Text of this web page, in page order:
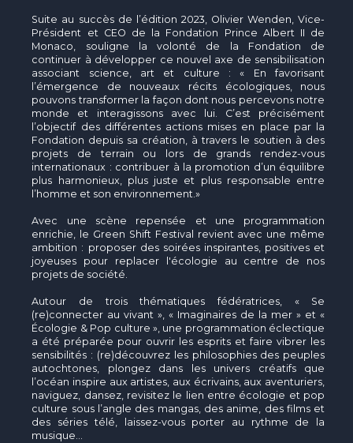
Suite au succès de l’édition 2023, Olivier Wenden, Vice-
Président et CEO de la Fondation Prince Albert II de
Monaco, souligne la volonté de la Fondation de
continuer à développer ce nouvel axe de sensibilisation
associant science, art et culture : « En favorisant
l’émergence de nouveaux récits écologiques, nous
pouvons transformer la façon dont nous percevons notre
monde et interagissons avec lui. C’est précisément
l’objectif des différentes actions mises en place par la
Fondation depuis sa création, à travers le soutien à des
projets de terrain ou lors de grands rendez-vous
internationaux : contribuer à la promotion d’un équilibre
plus harmonieux, plus juste et plus responsable entre
l’homme et son environnement.»
Avec une scène repensée et une programmation
enrichie, le Green Shift Festival revient avec une même
ambition : proposer des soirées inspirantes, positives et
joyeuses pour replacer l'écologie au centre de nos
projets de société.
Autour de trois thématiques fédératrices, « Se
(re)connecter au vivant », « Imaginaires de la mer » et «
Écologie & Pop culture », une programmation éclectique
a été préparée pour ouvrir les esprits et faire vibrer les
sensibilités : (re)découvrez les philosophies des peuples
autochtones, plongez dans les univers créatifs que
l’océan inspire aux artistes, aux écrivains, aux aventuriers,
naviguez, dansez, revisitez le lien entre écologie et pop
culture sous l’angle des mangas, des anime, des films et
des séries télé, laissez-vous porter au rythme de la
musique…